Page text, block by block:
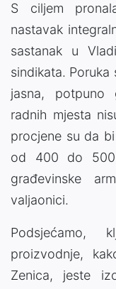
S ciljem
nastavak
sastanak u
sindikata.
jasna, potpuno
radnih mjesta
procjene su da
od 400 do 500
građevinske
valjaonici.
Podsjećamo,
proizvodnje,
Zenica, jeste